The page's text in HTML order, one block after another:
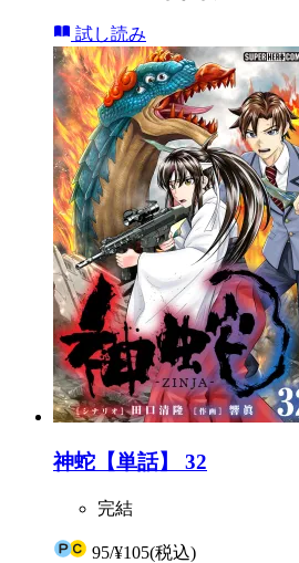
試し読み
神蛇【単話】 32
完結
95/¥105(税込)